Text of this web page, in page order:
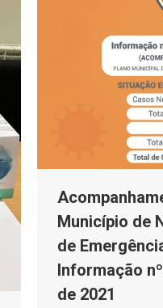
Município de
de
Informação
de 2021